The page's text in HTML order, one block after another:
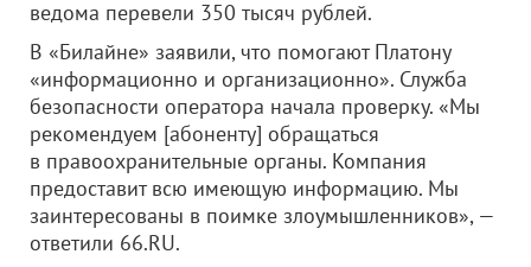
ведома перевели 350 тысяч рублей.
В «Билайне» заявили, что помогают Платону
«информационно и организационно». Служба
безопасности оператора начала проверку. «Мы
рекомендуем [абоненту] обращаться
в правоохранительные органы. Компания
предоставит всю имеющую информацию. Мы
заинтересованы в поимке злоумышленников», —
ответили 66.RU.